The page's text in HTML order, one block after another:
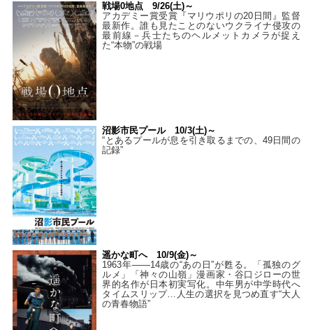
戦場0地点 9/26(土)～
アカデミー賞受賞『マリウポリの20日間』監督
最新作。誰も見たことのないウクライナ侵攻の
最前線－兵士たちのヘルメットカメラが捉え
た“本物”の戦場
沼影市民プール 10/3(土)～
“とあるプールが息を引き取るまでの、49日間の
記録”
遥かな町へ 10/9(金)～
1963年――14歳の“あの日”が甦る。「孤独のグ
ルメ」「神々の山嶺」漫画家・谷口ジローの世
界的名作が日本初実写化。中年男が中学時代へ
タイムスリップ…人生の選択を見つめ直す“大人
の青春物語”